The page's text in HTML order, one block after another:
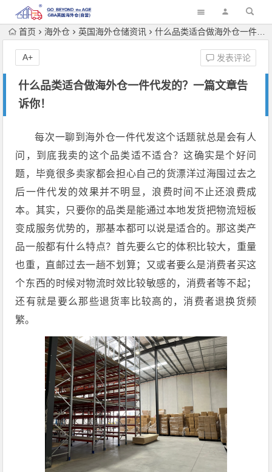
首页 海外仓 英国海外仓储资讯 什么品类适合做海外仓一件代发的？一篇文章告诉你！
什么品类适合做海外仓一件代发的？一篇文章告
诉你！
发表评论
A+
每次一聊到海外仓一件代发这个话题就总是会有人
问，到底我卖的这个品类适不适合？这确实是个好问
题，毕竟很多卖家都会担心自己的货漂洋过海囤过去之
后一件代发的效果并不明显，浪费时间不止还浪费成
本。其实，只要你的品类是能通过本地发货把物流短板
变成服务优势的，那基本都可以说是适合的。那这类产
品一般都有什么特点？首先要么它的体积比较大，重量
也重，直邮过去一趟不划算；又或者要么是消费者买这
个东西的时候对物流时效比较敏感的，消费者等不起；
还有就是要么那些退货率比较高的，消费者退换货频
繁。